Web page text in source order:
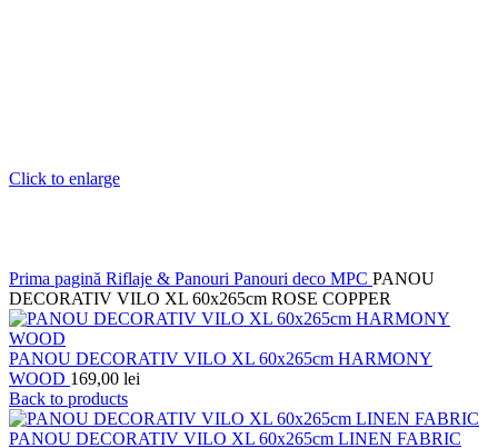
Click to enlarge
Prima pagină Riflaje & Panouri Panouri deco MPC PANOU
DECORATIV VILO XL 60x265cm ROSE COPPER
PANOU DECORATIV VILO XL 60x265cm HARMONY
WOOD 169,00 lei
Back to products
PANOU DECORATIV VILO XL 60x265cm LINEN FABRIC